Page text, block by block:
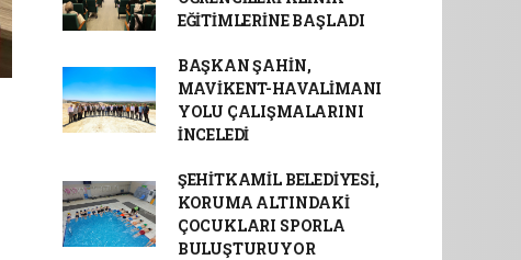
EĞİTİMLERİNE BAŞLADI
BAŞKAN ŞAHİN,
MAVİKENT-HAVALİMANI
YOLU ÇALIŞMALARINI
İNCELEDİ
ŞEHİTKAMİL BELEDİYESİ,
KORUMA ALTINDAKİ
ÇOCUKLARI SPORLA
BULUŞTURUYOR